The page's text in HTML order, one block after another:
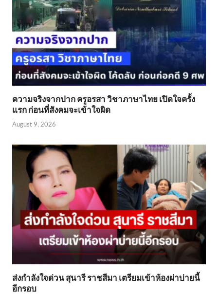
ความจริงจากปาก ครูอรสา วิชาภาษาไทย เปิดใจครั้ง
แรก ก่อนที่สังคมจะเข้าใจผิด
August 9, 2026
ส่งกำลังใจด่วน สุนารี ราชสีมา เตรียมเข้าห้องผ่าบ่ายนี้
อีกรอบ